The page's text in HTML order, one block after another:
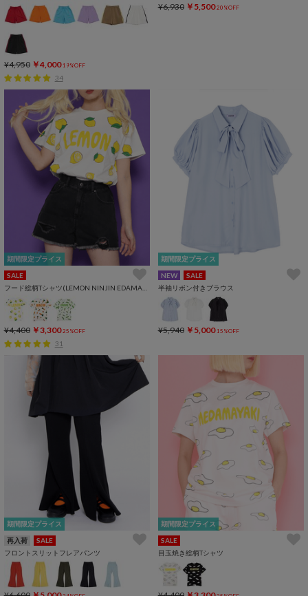
¥4,950 ￥4,000 19%OFF
34
¥6,930 ￥5,500 20%OFF
期間限定プライス
SALE
¥4,400 ￥3,300 25%OFF
31
期間限定プライス
NEW
SALE
半袖リボン付きブラウス
¥5,940 ￥5,000 15%OFF
期間限定プライス
再入荷
SALE
フロントスリットフレアパンツ
期間限定プライス
SALE
目玉焼き総柄Tシャツ